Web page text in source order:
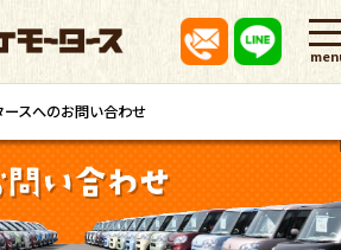
スへのお問い合わせ